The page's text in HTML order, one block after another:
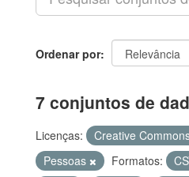
Ordenar por
7 conjuntos de
Licenças: Creative
Pessoas
Formatos: